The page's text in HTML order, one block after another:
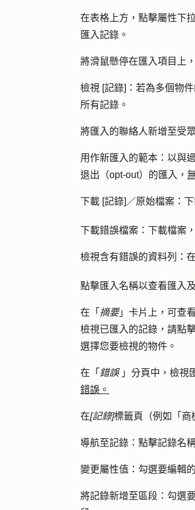
在表格上方，點擊屬性下
匯入記錄。
將滑鼠懸停在匯入項目上
檢視 [記錄]： 若為多個物
所有記錄。
將匯入的聯絡人新增至受眾
用作新匯入的範本： 以與
退出（opt-out）的匯入，
下載 [記錄]／原始檔案 ：
下載錯誤檔案 ：下載檔案
檢視含有錯誤的資料列 ： 在
點擊匯入名稱以查看匯入
在「 摘要」卡片上，可查
檢視已匯入的記錄，請點
選擇您要檢視的物件 。
在「 錯誤」分頁中，檢視
錯誤。
在[記錄]標籤頁（例如「商
導航至記錄 ：點擊記錄名
變更屬性值 ：勾選要編輯
將記錄新增至區段 ：勾選